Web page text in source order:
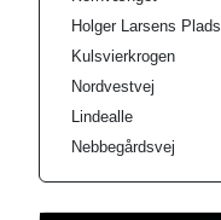
Holger Larsens Plads
Kulsvierkrogen
Nordvestvej
Lindealle
Nebbegårdsvej